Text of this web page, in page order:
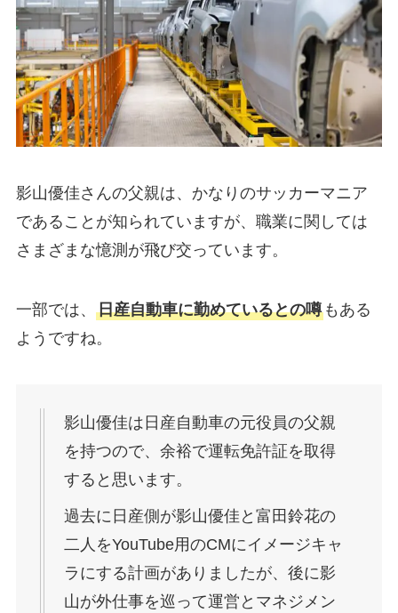
影山優佳さんの父親は、かなりのサッカーマニア
であることが知られていますが、職業に関しては
さまざまな憶測が飛び交っています。
一部では、 日産自動車に勤めているとの噂もある
ようですね。
影山優佳は日産自動車の元役員の父親
を持つので、余裕で運転免許証を取得
すると思います。
過去に日産側が影山優佳と富田鈴花の
二人をYouTube用のCMにイメージキャ
ラにする計画がありましたが、後に影
山が外仕事を巡って運営とマネジメン